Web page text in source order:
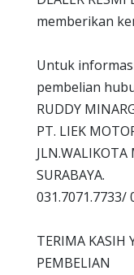
memberikan
Untuk
pembelian
RUDDY
PT. LIEK
JLN.WALIKOTA
SURABAYA.
031.7071.7733/
TERIMA KASIH
PEMBELIAN